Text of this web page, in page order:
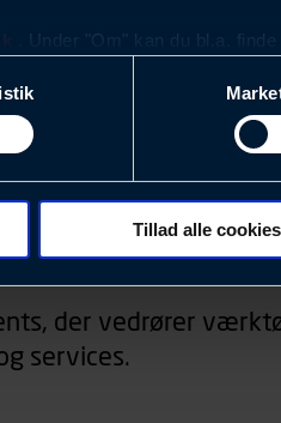
. Under "Om" kan du bl.a. finde
og effektiviteten af
og som derfor skal være
søgeord, IP-
anvendes.
Tillad alle cookies
der vedrører
services.